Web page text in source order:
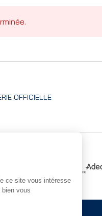
ce site vous intéresse
bien vous
OFFICIELLE